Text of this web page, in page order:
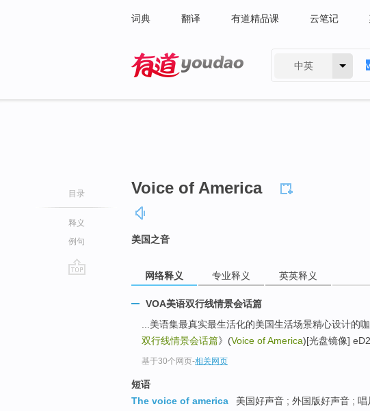
词典 翻译 有道精品课 云笔记
中英
目录
释义
例句
Voice of America
美国之音
网络释义 专业释义 英英释义
VOA美语双行线情景会话篇
...美语集最真实最生活化的美国生活场景精心设计的
双行线情景会话篇》(Voice of America)[光盘镜像]
基于30个网页-相关网页
短语
The voice of america
美国好声音 ; 外国版好声音 ; 唱